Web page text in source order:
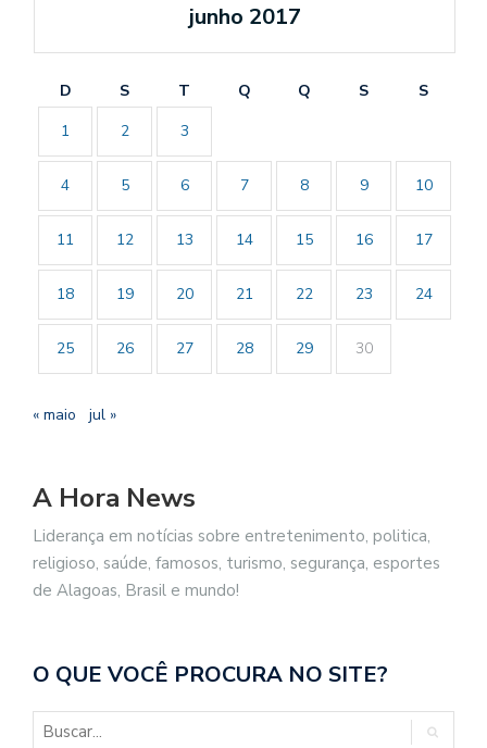
junho 2017
D S T Q Q S
S
1
2 3
4 5 6 7 8 9 10
11 12 13 14 15 16 17
18 19 20 21 22 23 24
25 26 27 28 29 30
« maio jul »
A Hora News
Liderança em notícias sobre entretenimento, politica,
religioso, saúde, famosos, turismo, segurança, esportes
de Alagoas, Brasil e mundo!
O QUE VOCÊ PROCURA NO SITE?